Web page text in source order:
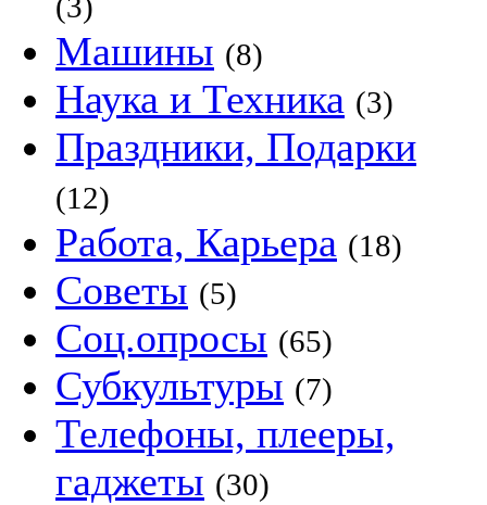
Машины (8)
Наука и Техника (3)
Праздники, Подарки
(12)
Работа, Карьера (18)
Советы (5)
Соц.опросы (65)
Субкультуры (7)
Телефоны, плееры,
гаджеты (30)